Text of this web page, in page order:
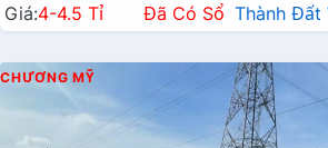
Giá:4-4.5 Tỉ Đã Có Sổ Thành
CHƯƠNG MỸ